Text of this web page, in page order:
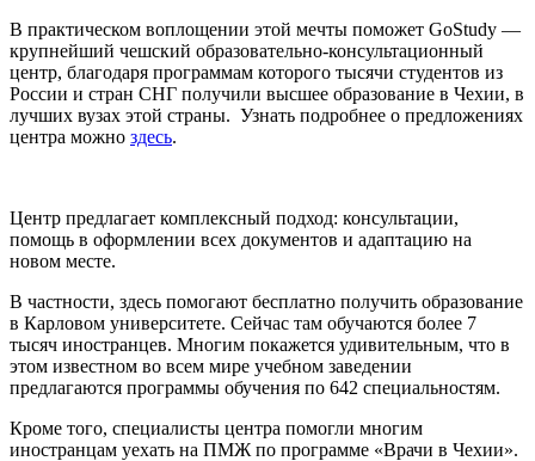
В практическом воплощении этой мечты поможет GoStudy —
крупнейший чешский образовательно-консультационный
центр, благодаря программам которого тысячи студентов из
России и стран СНГ получили высшее образование в Чехии, в
лучших вузах этой страны. Узнать подробнее о предложениях
центра можно здесь.
Центр предлагает комплексный подход: консультации,
помощь в оформлении всех документов и адаптацию на
новом месте.
В частности, здесь помогают бесплатно получить образование
в Карловом университете. Сейчас там обучаются более 7
тысяч иностранцев. Многим покажется удивительным, что в
этом известном во всем мире учебном заведении
предлагаются программы обучения по 642 специальностям.
Кроме того, специалисты центра помогли многим
иностранцам уехать на ПМЖ по программе «Врачи в Чехии».